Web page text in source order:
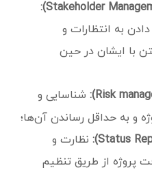
به انتظارات و
با ایشان در حین
شناسایی و
و به‌ حداقل رساندن آن‌ها؛
نظارت و
پروژه از طریق تنظیم